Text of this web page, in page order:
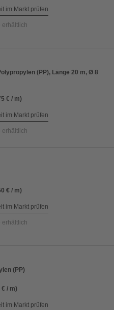
im Markt prüfen
erhältlich
(PP), Länge 20 m, Ø 8
€ / m)
im Markt prüfen
erhältlich
€ / m)
im Markt prüfen
erhältlich
(PP)
€ / m)
im Markt prüfen